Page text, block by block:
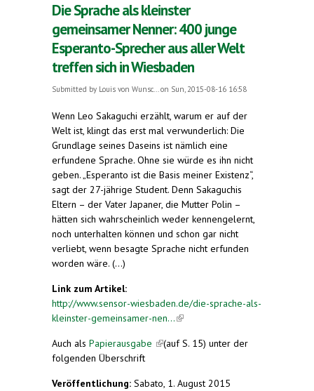
Die Sprache als kleinster
gemeinsamer Nenner: 400 junge
Esperanto-Sprecher aus aller Welt
treffen sich in Wiesbaden
Submitted by Louis von Wunsc...on Sun, 2015-08-16 16:58
Wenn Leo Sakaguchi erzählt, warum er auf der
Welt ist, klingt das erst mal verwunderlich: Die
Grundlage seines Daseins ist nämlich eine
erfundene Sprache. Ohne sie würde es ihn nicht
geben. „Esperanto ist die Basis meiner Existenz“,
sagt der 27-jährige Student. Denn Sakaguchis
Eltern – der Vater Japaner, die Mutter Polin –
hätten sich wahrscheinlich weder kennengelernt,
noch unterhalten können und schon gar nicht
verliebt, wenn besagte Sprache nicht erfunden
worden wäre. (...)
Link zum Artikel:
http://www.sensor-wiesbaden.de/die-sprache-als-
kleinster-gemeinsamer-nen...(link is external)
Auch als Papierausgabe (link is external)
(auf S. 15) unter der
folgenden Überschrift
Veröffentlichung: Sabato, 1. August 2015